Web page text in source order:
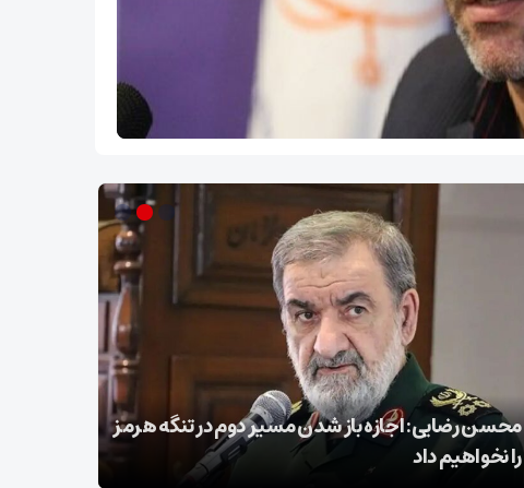
محسن رضایی: اجازه باز شدن مسیر دوم در تنگه هرمز
را نخواهیم داد